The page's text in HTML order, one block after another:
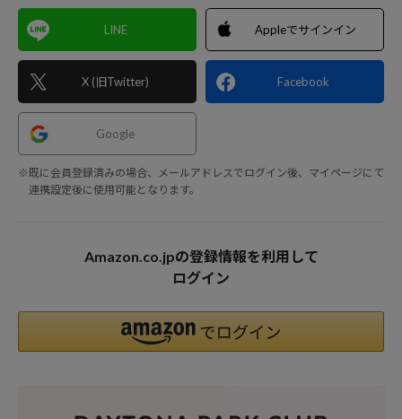
LINE
X (旧Twitter)
Appleでサインイン
Facebook
Google
※既に会員登録済みの場合、メールアドレスでログイン後、マイページにて
連携設定後に使用可能となります。
Amazon.co.jpの登録情報を利用して
ログイン